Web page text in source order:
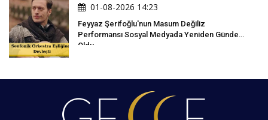
01-08-2026 14:23
Feyyaz Şerifoğlu'nun Masum Değiliz
Performansı Sosyal Medyada Yeniden Gündem
Oldu